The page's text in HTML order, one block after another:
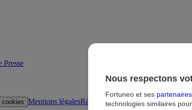
Presse
cookies Mentions légalesRéglementationDroit au compte et
Nous respectons
Fortuneo et ses partenaires
technologies similaires